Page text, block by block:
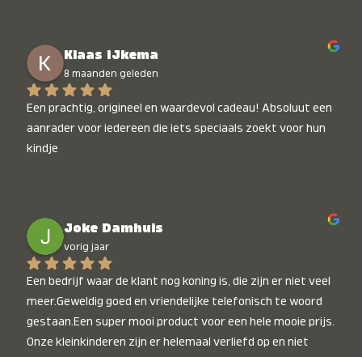
Klaas IJkema
8 maanden geleden
Een prachtig, origineel en waardevol cadeau! Absoluut een
aanrader voor iedereen die iets speciaals zoekt voor hun
kindje
Joke Damhuis
vorig jaar
Een bedrijf waar de klant nog koning is, die zijn er niet veel
meer.Geweldig goed en vriendelijke telefonisch te woord
gestaan.Een super mooi product voor een hele mooie prijs.
Onze kleinkinderen zijn er helemaal verliefd op en niet